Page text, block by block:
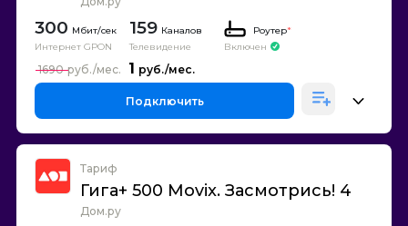
300
Интернет GPON
159 Каналов
Телевидение
Роутер*
Включен
1
1690
Подключить
Тариф
Гига+ 500 Movix. Засмотрись! 4
Дом.ру